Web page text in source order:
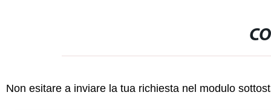
Non esitare a inviare la tua richiesta nel modulo